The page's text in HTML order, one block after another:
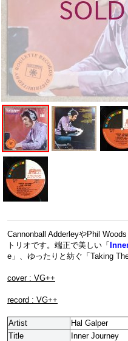
Cannonball AdderleyやPhil
トリオです。端正で美しい「
e」、ゆったりと紡ぐ「Taking
cover : VG++
record : VG++
Artist
Hal Galper
Title
Inner Journey